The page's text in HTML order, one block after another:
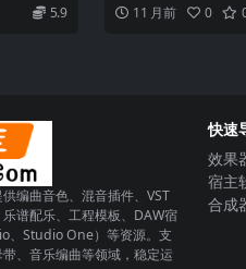
5.9 11 月前 0
编曲音色、混音插件、VST
谱配乐、工程模板、DAW宿
、Studio One）等资源。支
、音乐编曲等领域，稳定运
快速
效果
宿主
合成